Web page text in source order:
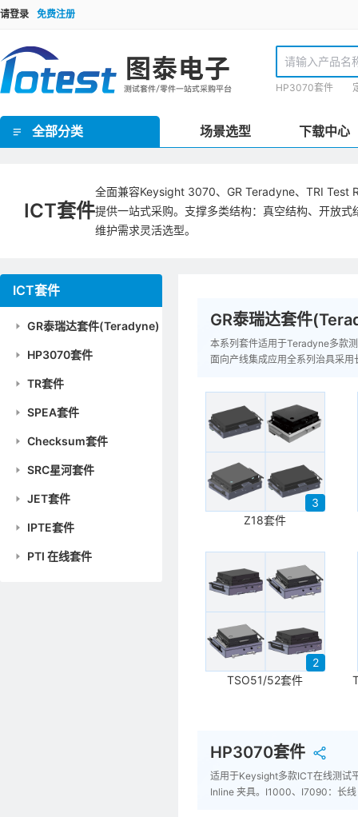
请登录 免费注册
HP3070套件
全部分类 场景选型 下载中心
ICT套件
全面兼容Keysight 3070、GR Teradyne、TRI Test
提供一站式采购。支撑多类结构：真空结构、开放
维护需求灵活选型。
ICT套件
GR泰瑞达套件(Teradyne)
HP3070套件
TR套件
SPEA套件
Checksum套件
SRC星河套件
JET套件
IPTE套件
PTI 在线套件
GR泰瑞达套件
本系列套件适用于Teradyne多款
面向产线集成应用全系列治具采
Z18套件
3
TSO51/52套件
2
HP3070套件
适用于Keysight多款ICT在线测
Inline 夹具。I1000、I7090：长